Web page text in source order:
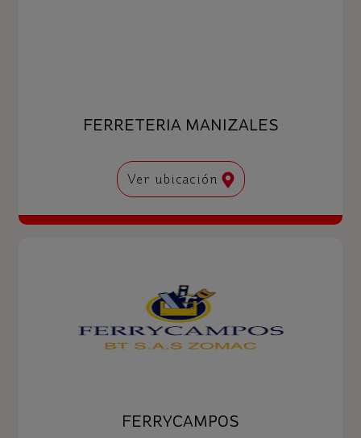
FERRETERIA MANIZALES
Ver ubicación
FERRYCAMPOS